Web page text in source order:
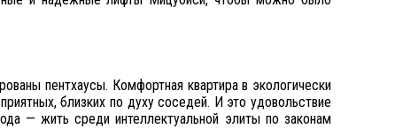
пентхаусы. Комфортная квартира в экологически
близких по духу соседей. И это удовольствие
— жить среди интеллектуальной элиты по законам